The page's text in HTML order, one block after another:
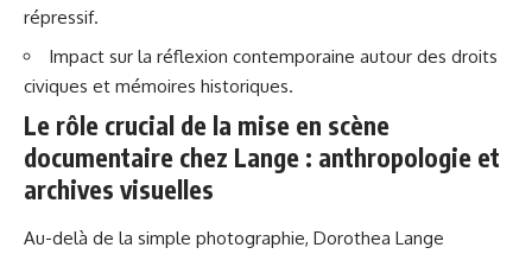
répressif.
Impact sur la réflexion contemporaine autour des droits
civiques et mémoires historiques.
Le rôle crucial de la mise en scène
documentaire chez Lange : anthropologie et
archives visuelles
Au-delà de la simple photographie, Dorothea Lange